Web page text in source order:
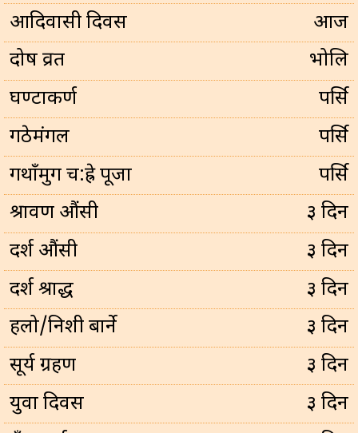
आदिवासी दिवस
आज
प्रदोष व्रत
भोलि
घण्टाकर्ण
पर्सि
गठेमंगल
पर्सि
गथाँमुग च:ह्रे पूजा
पर्सि
श्रावण औंसी
३ दिन
दर्श औंसी
३ दिन
दर्श श्राद्ध
३ दिन
हलो/निशी बार्ने
३ दिन
सूर्य ग्रहण
३ दिन
युवा दिवस
३ दिन